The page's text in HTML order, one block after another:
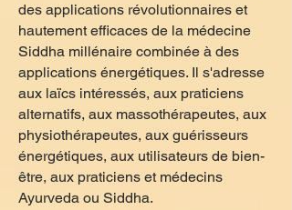
des applications révolutionnaires et
hautement efficaces de la médecine
Siddha millénaire combinée à des
applications énergétiques. Il s'adresse
aux laïcs intéressés, aux praticiens
alternatifs, aux massothérapeutes, aux
physiothérapeutes, aux guérisseurs
énergétiques, aux utilisateurs de bien-
être, aux praticiens et médecins
Ayurveda ou Siddha.